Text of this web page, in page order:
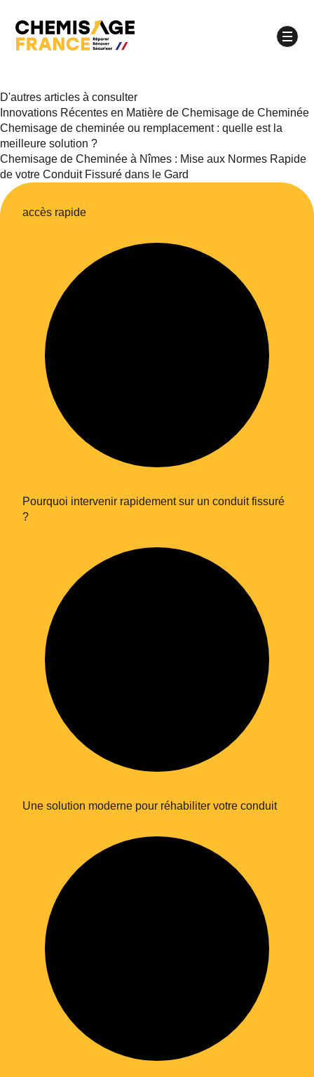
À quel moment souhaitez-vous être appelé ?
Matinée
Quel jour souhaitez-vous être appelé ?
En soumettant ce formulaire, j'accepte la
politique de confidentialité.
D'autres articles à consulter
Innovations Récentes en Matière de Chemisage de Cheminée
Chemisage de cheminée ou remplacement : quelle est la
meilleure solution ?
Chemisage de Cheminée à Nîmes : Mise aux Normes Rapide
de votre Conduit Fissuré dans le Gard
accès rapide
Pourquoi intervenir rapidement sur un conduit fissuré
?
Une solution moderne pour réhabiliter votre conduit